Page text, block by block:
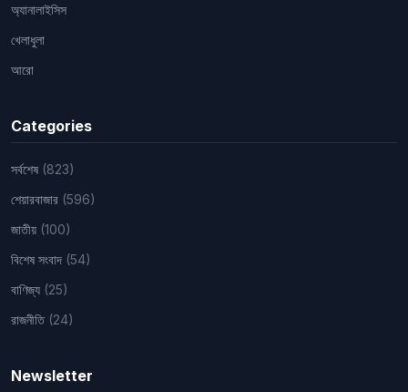
অ্যানালাইসিস
খেলাধুলা
আরো
Categories
সর্বশেষ (823)
শেয়ারবাজার (596)
জাতীয় (100)
বিশেষ সংবাদ (54)
বাণিজ্য (25)
রাজনীতি (24)
Newsletter